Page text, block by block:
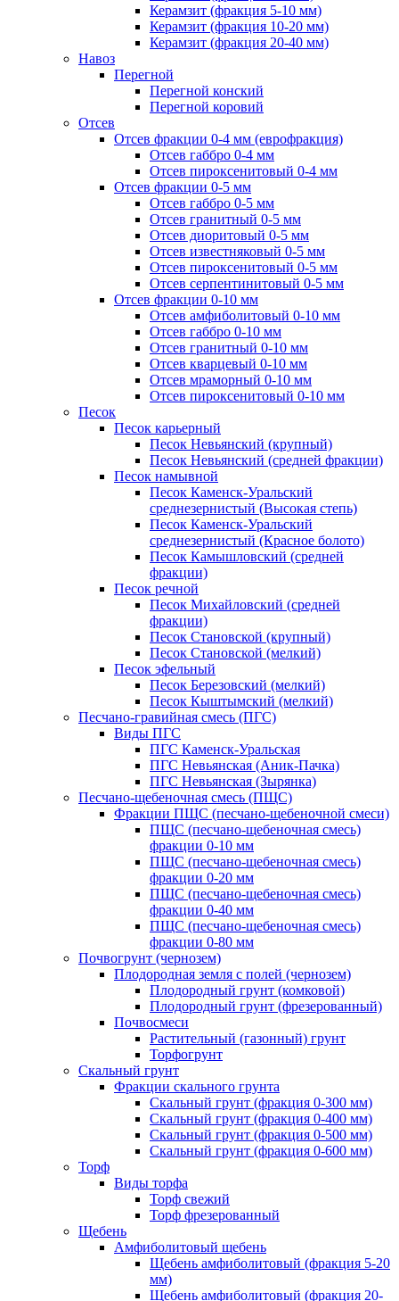
Керамзит (фракция 5-10 мм)
Керамзит (фракция 10-20 мм)
Керамзит (фракция 20-40 мм)
Навоз
Перегной
Перегной конский
Перегной коровий
Отсев
Отсев фракции 0-4 мм (еврофракция)
Отсев габбро 0-4 мм
Отсев пироксенитовый 0-4 мм
Отсев фракции 0-5 мм
Отсев габбро 0-5 мм
Отсев гранитный 0-5 мм
Отсев диоритовый 0-5 мм
Отсев известняковый 0-5 мм
Отсев пироксенитовый 0-5 мм
Отсев серпентинитовый 0-5 мм
Отсев фракции 0-10 мм
Отсев амфиболитовый 0-10 мм
Отсев габбро 0-10 мм
Отсев гранитный 0-10 мм
Отсев кварцевый 0-10 мм
Отсев мраморный 0-10 мм
Отсев пироксенитовый 0-10 мм
Песок
Песок карьерный
Песок Невьянский (крупный)
Песок Невьянский (средней фракции)
Песок намывной
Песок Каменск-Уральский
среднезернистый (Высокая степь)
Песок Каменск-Уральский
среднезернистый (Красное болото)
Песок Камышловский (средней
фракции)
Песок речной
Песок Михайловский (средней
фракции)
Песок Становской (крупный)
Песок Становской (мелкий)
Песок эфельный
Песок Березовский (мелкий)
Песок Кыштымский (мелкий)
Песчано-гравийная смесь (ПГС)
Виды ПГС
ПГС Каменск-Уральская
ПГС Невьянская (Аник-Пачка)
ПГС Невьянская (Зырянка)
Песчано-щебеночная смесь (ПЩС)
Фракции ПЩС (песчано-щебеночной смеси)
ПЩС (песчано-щебеночная смесь)
фракции 0-10 мм
ПЩС (песчано-щебеночная смесь)
фракции 0-20 мм
ПЩС (песчано-щебеночная смесь)
фракции 0-40 мм
ПЩС (песчано-щебеночная смесь)
фракции 0-80 мм
Почвогрунт (чернозем)
Плодородная земля с полей (чернозем)
Плодородный грунт (комковой)
Плодородный грунт (фрезерованный)
Почвосмеси
Растительный (газонный) грунт
Торфогрунт
Скальный грунт
Фракции скального грунта
Скальный грунт (фракция 0-300 мм)
Скальный грунт (фракция 0-400 мм)
Скальный грунт (фракция 0-500 мм)
Скальный грунт (фракция 0-600 мм)
Торф
Виды торфа
Торф свежий
Торф фрезерованный
Щебень
Амфиболитовый щебень
Щебень амфиболитовый (фракция 5-20
мм)
Щебень амфиболитовый (фракция 20-